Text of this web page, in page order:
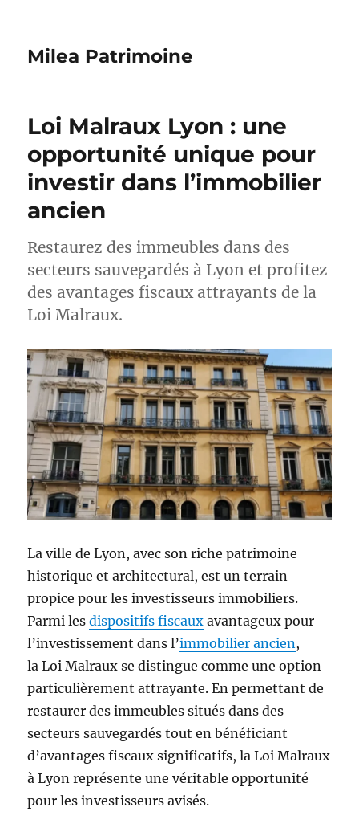
Milea Patrimoine
Loi Malraux Lyon : une
opportunité unique pour
investir dans l’immobilier
ancien
Restaurez des immeubles dans des
secteurs sauvegardés à Lyon et profitez
des avantages fiscaux attrayants de la
Loi Malraux.
La ville de Lyon, avec son riche patrimoine
historique et architectural, est un terrain
propice pour les investisseurs immobiliers.
Parmi lesdispositifs fiscaux avantageux pour
l’investissement dans l’immobilier ancien,
la Loi Malraux se distingue comme une option
particulièrement attrayante. En permettant de
restaurer des immeubles situés dans des
secteurs sauvegardés tout en bénéficiant
d’avantages fiscaux significatifs, la Loi Malraux
à Lyon représente une véritable opportunité
pour les investisseurs avisés.